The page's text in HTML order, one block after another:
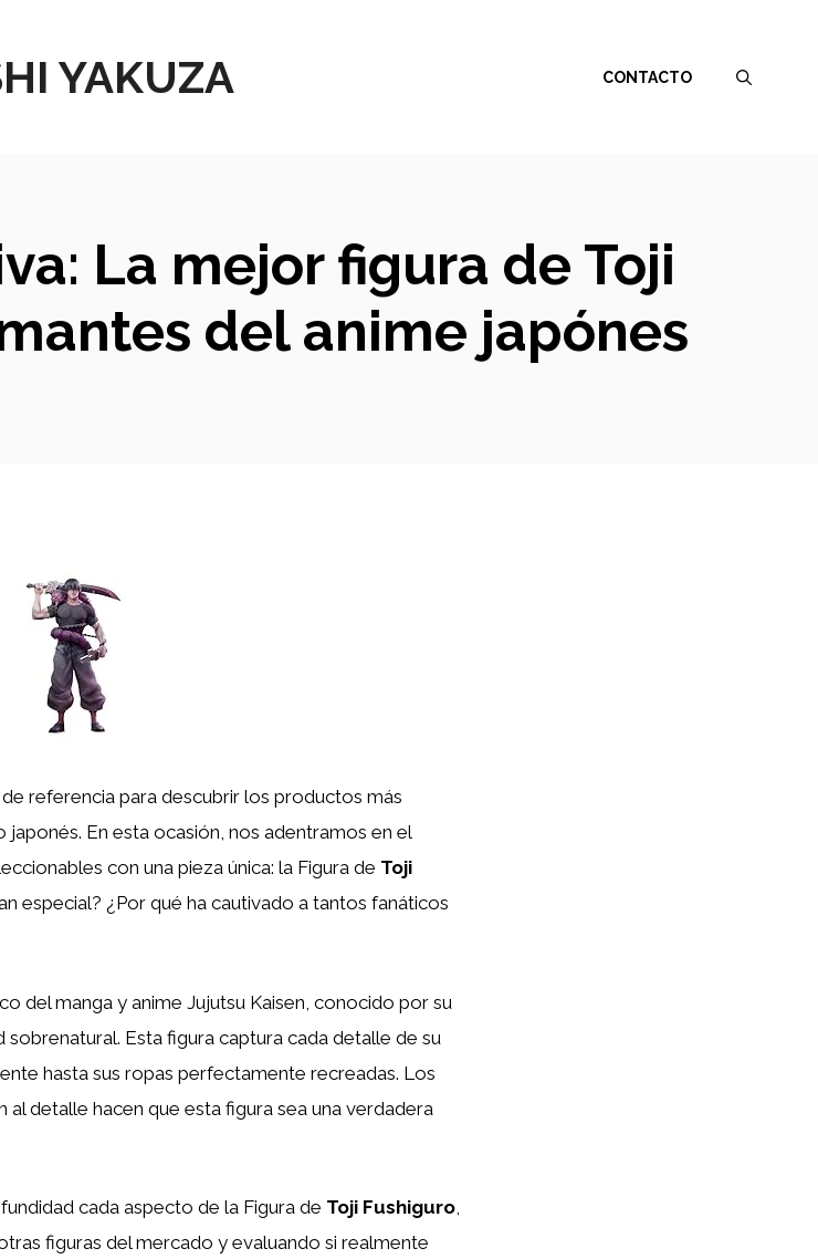
YAKUZA CONTACTO
La mejor figura de Toji
del anime japónes
referencia para descubrir los productos más
En esta ocasión, nos adentramos en el
con una pieza única: la Figura de Toji
especial? ¿Por qué ha cautivado a tantos fanáticos
del manga y anime Jujutsu Kaisen, conocido por su
Esta figura captura cada detalle de su
hasta sus ropas perfectamente recreadas. Los
detalle hacen que esta figura sea una verdadera
cada aspecto de la Figura de Toji Fushiguro,
figuras del mercado y evaluando si realmente